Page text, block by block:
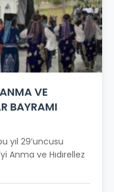
VE
BAYRAMI
yıl 29’uncusu
Anma ve Hıdırellez